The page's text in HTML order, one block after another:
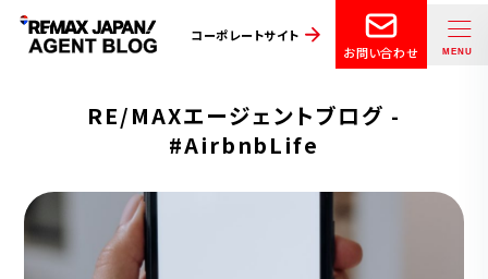
コーポレートサイト
お問い合わせ
RE/MAXエージェントブログ -
#AirbnbLife